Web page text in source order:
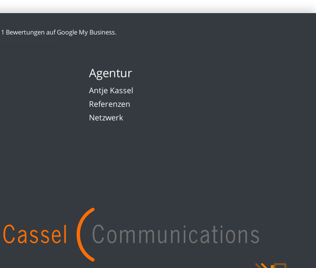
1 Bewertungen auf Google My Business.
Agentur
Antje Kassel
Referenzen
Netzwerk